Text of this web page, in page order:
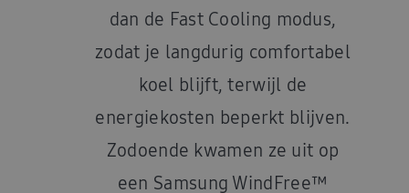
dan de Fast Cooling modus,
zodat je langdurig comfortabel
koel blijft, terwijl de
energiekosten beperkt blijven.
Zodoende kwamen ze uit op
een Samsung WindFree™